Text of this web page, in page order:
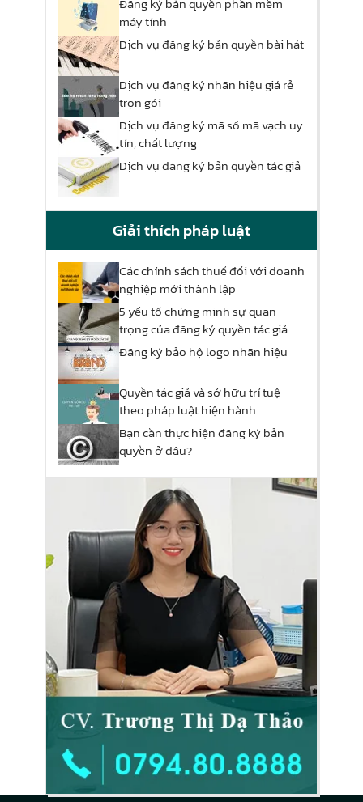
Đăng ký bản quyền phần mềm
máy tính
Dịch vụ đăng ký bản quyền bài hát
Dịch vụ đăng ký nhãn hiệu giá rẻ
trọn gói
Dịch vụ đăng ký mã số mã vạch uy
tín, chất lượng
Dịch vụ đăng ký bản quyền tác giả
Giải thích pháp luật
Các chính sách thuế đối với doanh
nghiệp mới thành lập
5 yếu tố chứng minh sự quan
trọng của đăng ký quyền tác giả
Đăng ký bảo hộ logo nhãn hiệu
Quyền tác giả và sở hữu trí tuệ
theo pháp luật hiện hành
Bạn cần thực hiện đăng ký bản
quyền ở đâu?